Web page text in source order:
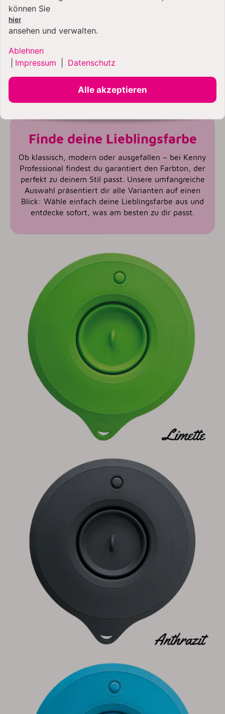
Finde deine Lieblingsfarbe
Ob klassisch, modern oder ausgefallen – bei Kenny
Professional findest du garantiert den Farbton, der
perfekt zu deinem Stil passt. Unsere umfangreiche
Auswahl präsentiert dir alle Varianten auf einen
Blick: Wähle einfach deine Lieblingsfarbe aus und
entdecke sofort, was am besten zu dir passt.
können Sie
hier
ansehen und verwalten.
Ablehnen
Impressum Datenschutz
Alle akzeptieren